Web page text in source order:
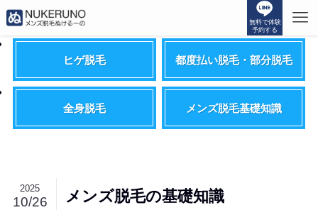
無料で体験
予約する
ヒゲ脱毛 都度払い脱毛・部分脱毛
全身脱毛 メンズ脱毛基礎知識
メンズ脱毛の基礎知識
2025
10/26